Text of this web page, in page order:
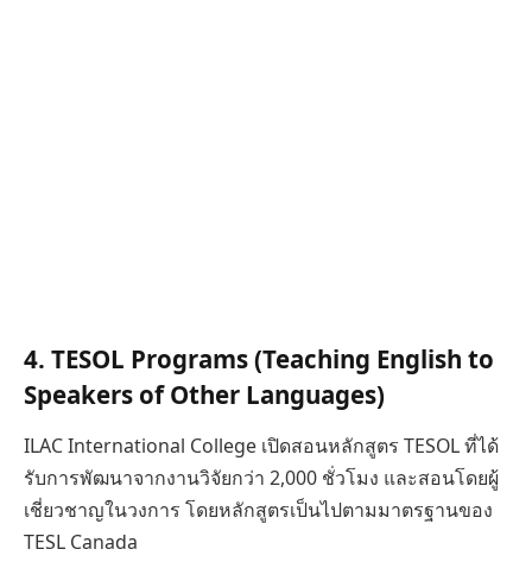
4. TESOL Programs (Teaching English to
Speakers of Other Languages)
ILAC International College เปิดสอนหลักสูตร TESOL ที่ได้
รับการพัฒนาจากงานวิจัยกว่า 2,000 ชั่วโมง และสอนโดยผู้
เชี่ยวชาญในวงการ โดยหลักสูตรเป็นไปตามมาตรฐานของ
TESL Canada